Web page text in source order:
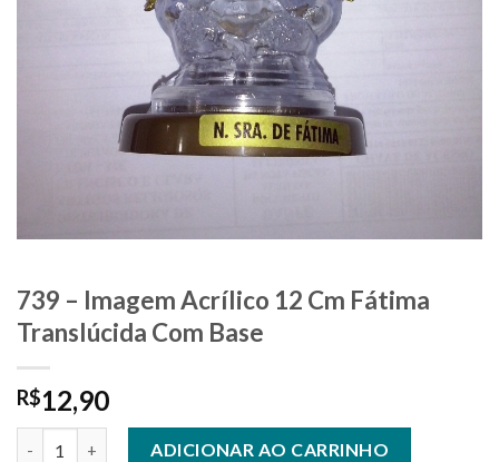
739 – Imagem Acrílico 12 Cm Fátima
Translúcida Com Base
R$12,90
ADICIONAR AO CARRINHO